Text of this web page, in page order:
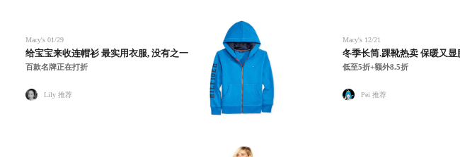
Macy's 01/29
给宝宝来收连帽衫 最实用衣服, 没有之一
百款名牌正在打折
Lily 推荐
Macy's 12/21
冬季长筒.踝靴热卖 保暖又显
低至5折+额外8.5折
Pei 推荐